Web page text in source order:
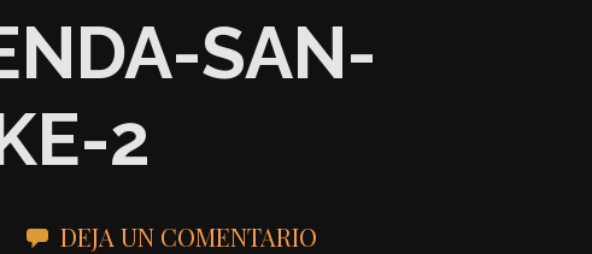
SAN-
2
DEJA UN COMENTARIO